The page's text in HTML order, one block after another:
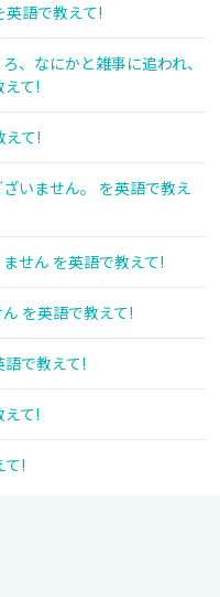
英語で教えて!
、なにかと雑事に追われ、
て!
えて!
いません。 を英語で教え
せん を英語で教えて!
を英語で教えて!
で教えて!
て!
て!